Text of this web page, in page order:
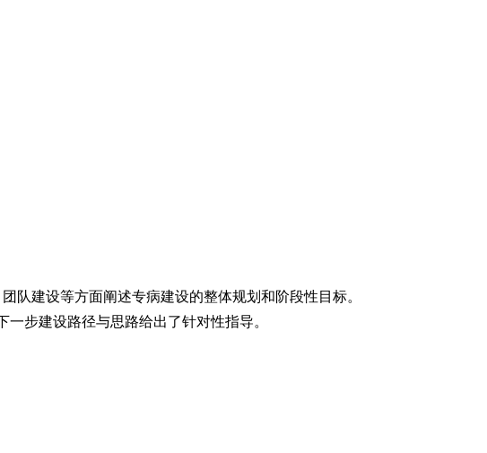
队建设等方面阐述专病建设的整体规划和阶段性目标。
步建设路径与思路给出了针对性指导。